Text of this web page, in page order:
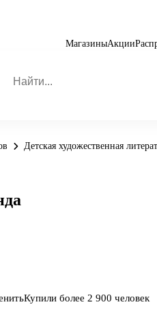
МагазиныАкции
Детская художественная
Купили более 2 900 человек